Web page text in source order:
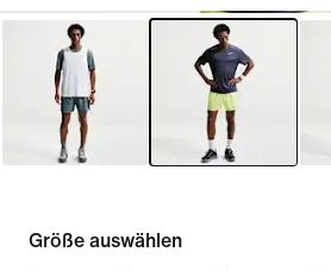
Größe auswählen